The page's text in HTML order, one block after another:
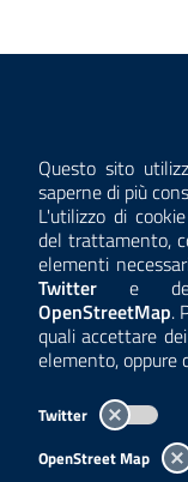
Questo sito
saperne di più
L'utilizzo di
del trattamento,
elementi
Twitter e
OpenStreetMap.
quali accettare
elemento, oppure
Twitter
OpenStreet Map
Sezione